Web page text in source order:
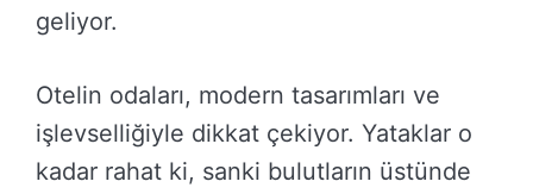
geliyor.
Otelin odaları, modern tasarımları ve
işlevselliğiyle dikkat çekiyor. Yataklar o
kadar rahat ki, sanki bulutların üstünde